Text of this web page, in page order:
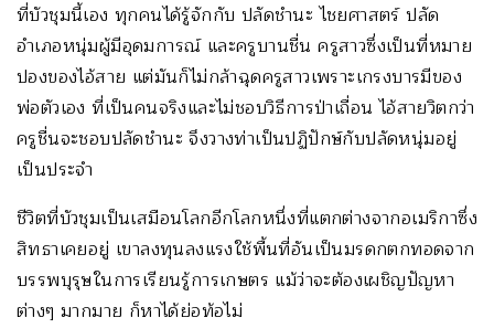
ที่บัวชุมนี้เอง ทุกคนได้รู้จักกับ ปลัดชำนะ ไชยศาสตร์ ปลัด
อำเภอหนุ่มผู้มีอุดมการณ์ และครูบานชื่น ครูสาวซึ่งเป็นที่หมาย
ปองของไอ้สาย แต่มันก็ไม่กล้าฉุดครูสาวเพราะเกรงบารมีของ
พ่อตัวเอง ที่เป็นคนจริงและไม่ชอบวิธีการป่าเถื่อน ไอ้สายวิตกว่า
ครูชื่นจะชอบปลัดชำนะ จึงวางท่าเป็นปฏิปักษ์กับปลัดหนุ่มอยู่
เป็นประจำ
ชีวิตที่บัวชุมเป็นเสมือนโลกอีกโลกหนึ่งที่แตกต่างจากอเมริกาซึ่ง
สิทธาเคยอยู่ เขาลงทุนลงแรงใช้พื้นที่อันเป็นมรดกตกทอดจาก
บรรพบุรุษในการเรียนรู้การเกษตร แม้ว่าจะต้องเผชิญปัญหา
ต่างๆ มากมาย ก็หาได้ย่อท้อไม่